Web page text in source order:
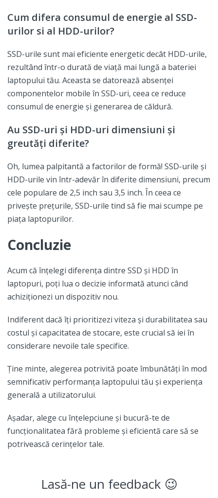
Cum difera consumul de energie al SSD-
urilor si al HDD-urilor?
SSD-urile sunt mai eficiente energetic decât HDD-urile,
rezultând într-o durată de viață mai lungă a bateriei
laptopului tău. Aceasta se datorează absenței
componentelor mobile în SSD-uri, ceea ce reduce
consumul de energie și generarea de căldură.
Au SSD-uri și HDD-uri dimensiuni și
greutăți diferite?
Oh, lumea palpitantă a factorilor de formă! SSD-urile și
HDD-urile vin într-adevăr în diferite dimensiuni, precum
cele populare de 2,5 inch sau 3,5 inch. În ceea ce
privește prețurile, SSD-urile tind să fie mai scumpe pe
piața laptopurilor.
Concluzie
Acum că înțelegi diferența dintre SSD și HDD în
laptopuri, poți lua o decizie informată atunci când
achiziționezi un dispozitiv nou.
Indiferent dacă îți prioritizezi viteza și durabilitatea sau
costul și capacitatea de stocare, este crucial să iei în
considerare nevoile tale specifice.
Ține minte, alegerea potrivită poate îmbunătăți în mod
semnificativ performanța laptopului tău și experiența
generală a utilizatorului.
Așadar, alege cu înțelepciune și bucură-te de
funcționalitatea fără probleme și eficientă care să se
potrivească cerințelor tale.
Lasă-ne un feedback 😉